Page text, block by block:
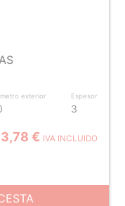
exterior Espesor
3
€ IVA INCLUIDO